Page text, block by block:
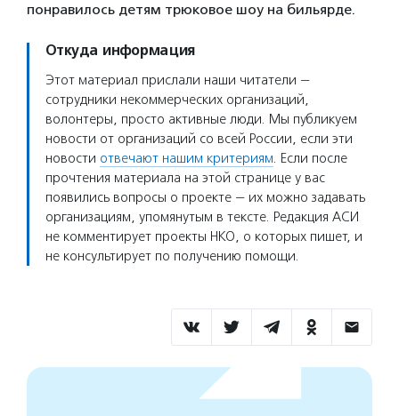
понравилось детям трюковое шоу на бильярде.
Откуда информация
Этот материал прислали наши читатели —
сотрудники некоммерческих организаций,
волонтеры, просто активные люди. Мы публикуем
новости от организаций со всей России, если эти
новости отвечают нашим критериям. Если после
прочтения материала на этой странице у вас
появились вопросы о проекте — их можно задавать
организациям, упомянутым в тексте. Редакция АСИ
не комментирует проекты НКО, о которых пишет, и
не консультирует по получению помощи.